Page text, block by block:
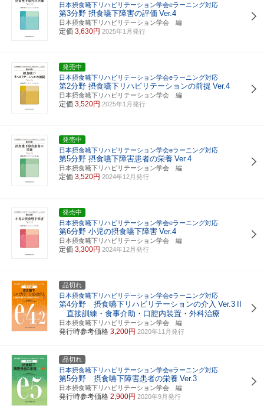
日本摂食嚥下リハビリテーション学会eラーニング対応
第3分野 摂食嚥下障害の評価 Ver.4
日本摂食嚥下リハビリテーション学会 編
定価 3,630円 2025年1月発行
発売中
日本摂食嚥下リハビリテーション学会eラーニング対応
第2分野 摂食嚥下リハビリテーションの前提 Ver.4
日本摂食嚥下リハビリテーション学会 編
定価 3,520円 2025年1月発行
発売中
日本摂食嚥下リハビリテーション学会eラーニング対応
第5分野 摂食嚥下障害患者の栄養 Ver.4
日本摂食嚥下リハビリテーション学会 編
定価 3,520円 2024年12月発行
発売中
日本摂食嚥下リハビリテーション学会eラーニング対応
第6分野 小児の摂食嚥下障害 Ver.4
日本摂食嚥下リハビリテーション学会 編
定価 3,300円 2024年12月発行
品切れ
日本摂食嚥下リハビリテーション学会eラーニング対応
第4分野 摂食嚥下リハビリテーションの介入 Ver.3
直接訓練・食事介助・口腔内装置・外科治療
日本摂食嚥下リハビリテーション学会 編
発行時参考価格 3,200円 2020年11月発行
品切れ
日本摂食嚥下リハビリテーション学会eラーニング対応
第5分野 摂食嚥下障害患者の栄養 Ver.3
日本摂食嚥下リハビリテーション学会 編
発行時参考価格 2,900円 2020年9月発行